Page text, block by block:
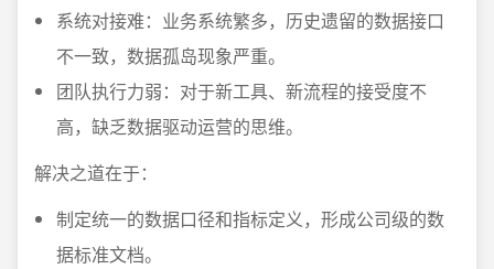
系统对接难：业务系统繁多，历史遗留的数据接口
不一致，数据孤岛现象严重。
团队执行力弱：对于新工具、新流程的接受度不
高，缺乏数据驱动运营的思维。
解决之道在于：
制定统一的数据口径和指标定义，形成公司级的数
据标准文档。